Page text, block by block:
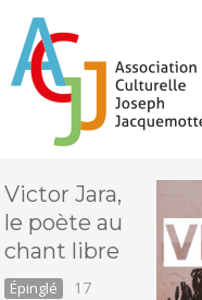
Victor Jara,
le poète au
chant libre
Épinglé
17